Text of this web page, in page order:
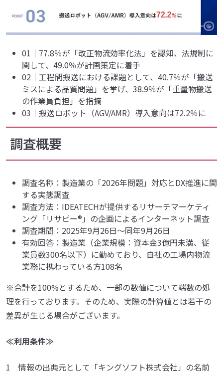
01｜77.8％が「改正物流効率化法」を認知、法規制に
関して、49.0％が計画策定に着手
02｜工程間搬送における課題として、40.7％が「搬送
ミスによる品質問題」を挙げ、38.9％が「重量物搬送
の作業員負担」を指摘
03｜搬送ロボット（AGV/AMR）導入意向は72.2％に
調査概要
調査名称：製造業の「2026年問題」対応とDX推進に関
する実態調査
調査方法：IDEATECHが提供するリサーチマーケティ
ング「リサピー®︎」の企画によるインターネット調査
調査期間：2025年9月26日〜同年9月26日
有効回答：製造業（企業規模：資本金3億円未満、従
業員数300名以下）に勤めており、自社の工場内物流
業務に携わっている方108名
※合計を100%とするため、一部の数値について端数の処
理を行っております。そのため、実際の計算値とは若干の
差異が生じる場合がございます。
≪利用条件≫
1 情報の出典元として「キングソフト株式会社」の名前